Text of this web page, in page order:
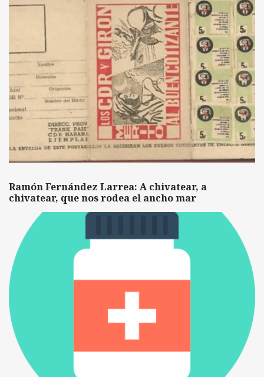
Ramón Fernández Larrea: A chivatear, a
chivatear, que nos rodea el ancho mar